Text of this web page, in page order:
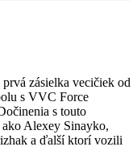
zásielka vecičiek od
s VVC Force
s touto
Alexey Sinayko,
a ďalší ktorí vozili